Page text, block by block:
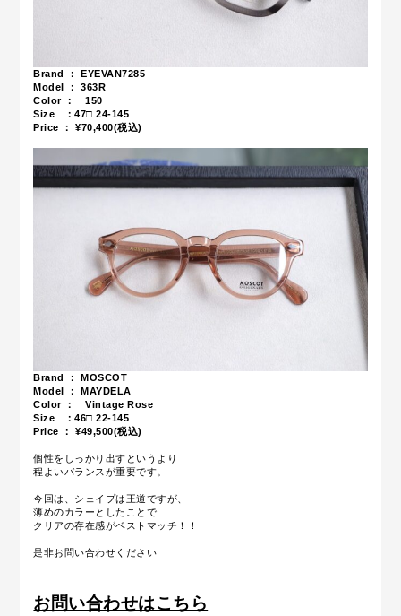
Brand ： EYEVAN7285
Model ： 363R
Color ： 150
Size ：47□ 24-145
Price ： ¥70,400(税込)
Brand ： MOSCOT
Model ： MAYDELA
Color ： Vintage Rose
Size ：46□ 22-145
Price ： ¥49,500(税込)
個性をしっかり出すというより
程よいバランスが重要です。
今回は、シェイプは王道ですが、
薄めのカラーとしたことで
クリアの存在感がベストマッチ！！
是非お問い合わせください
お問い合わせはこちら